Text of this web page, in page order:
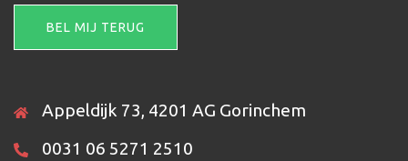
Appeldijk 73, 4201 AG Gorinchem
0031 06 5271 2510